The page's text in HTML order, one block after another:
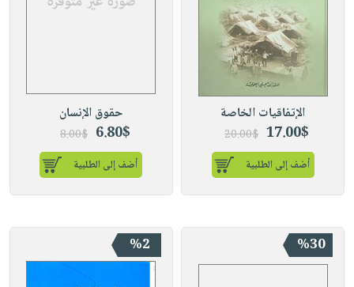
الإتفاقيات الخاصة
17.00$
20.00$
أضف إلى الطلبية
حقوق الإنسان
6.80$
8.00$
أضف إلى الطلبية
%30
%2